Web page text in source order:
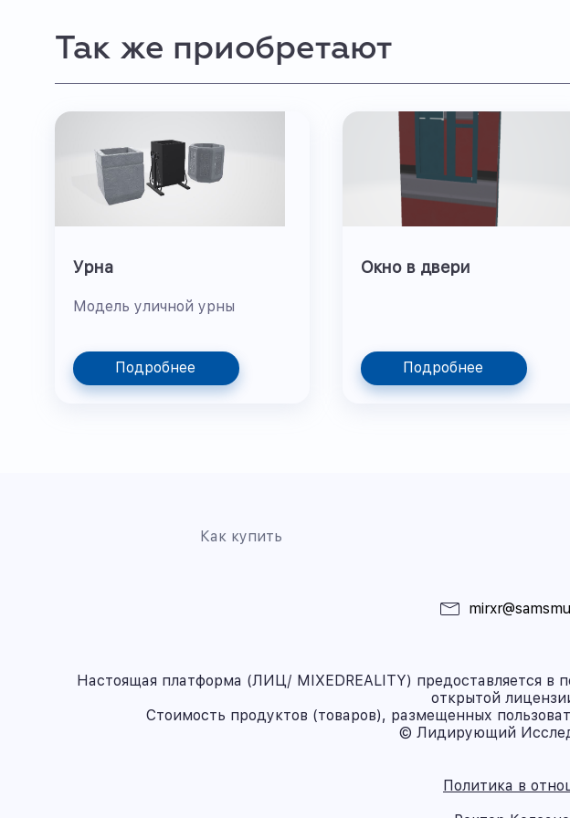
Так же приобретают
Урна
Модель уличной урны
Подробнее
Окно в двери
Подробнее
Как купить
Настоящая платформа (ЛИЦ/ MIXEDREALITY) предоставляется в
открытой
Стоимость продуктов (товаров), размещенных
© Лидирующий
Политика в